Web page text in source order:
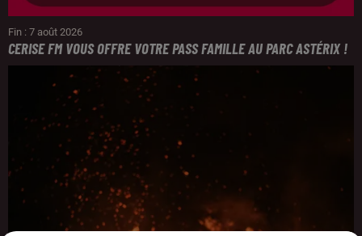
Fin : 7 août 2026
CERISE FM VOUS OFFRE VOTRE PASS FAMILLE AU PARC ASTÉRIX !